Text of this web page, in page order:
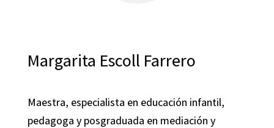
Margarita Escoll Farrero
Maestra, especialista en educación infantil,
pedagoga y posgraduada en mediación y